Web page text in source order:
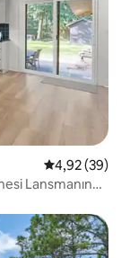
5 üzerinden
4,92 (39)
Lansmanına